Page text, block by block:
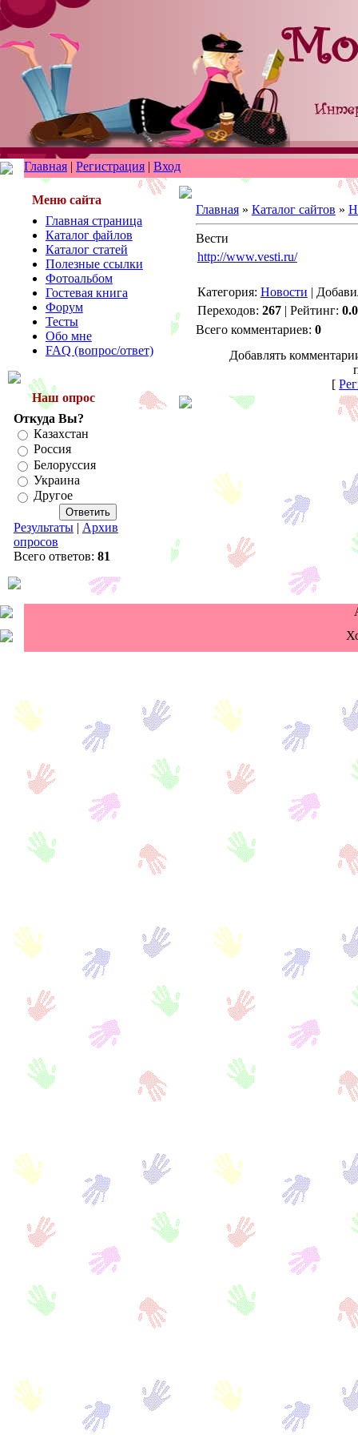
Главная | Регистрация | Вход
Меню сайта
Главная страница
Каталог файлов
Каталог статей
Полезные ссылки
Фотоальбом
Гостевая книга
Форум
Тесты
Обо мне
FAQ (вопрос/ответ)
Наш опрос
Откуда Вы?
Казахстан
Россия
Белоруссия
Украина
Другое
Результаты| Архив
опросов
Всего ответов: 81
Главная» Каталог сайтов »
Вести
http://www.vesti.ru/
Категория: Новости |
Переходов: 267| Рейтинг: 0.0
Всего комментариев: 0
Добавлять
[